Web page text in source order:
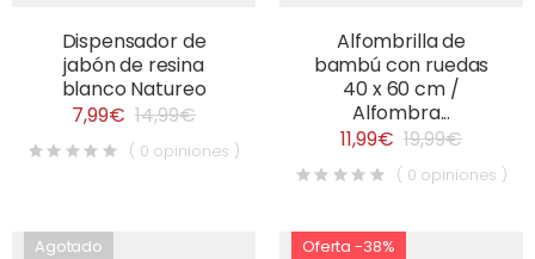
Dispensador de
jabón de resina
blanco Natureo
7,99€ 14,99€
( 0 opiniones )
Alfombrilla de
bambú con ruedas
40 x 60 cm /
Alfombra...
11,99€ 19,99€
( 0 opiniones )
Agotado Oferta -38%